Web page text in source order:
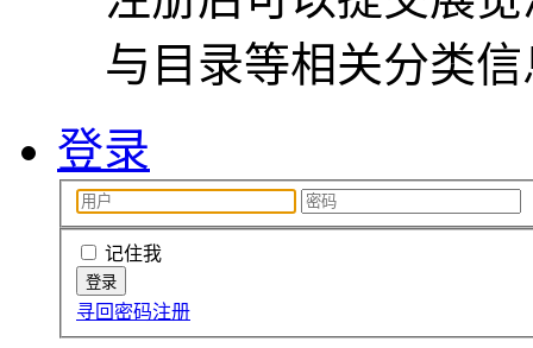
与目录等相关分类
登录
记住我
寻回密码注册